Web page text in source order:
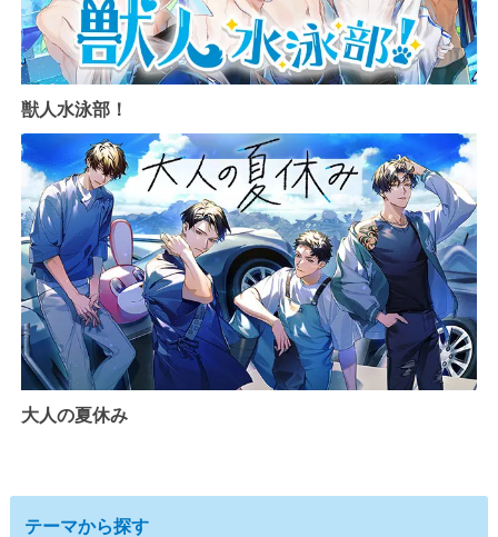
獣人水泳部！
大人の夏休み
テーマから探す